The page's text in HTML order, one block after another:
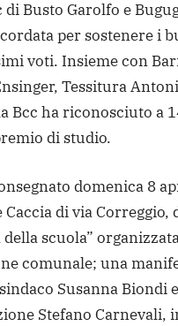
Busto Garolfo e
per sostenere i
voti. Insieme con
Tessitura
Bcc ha riconosciuto a
di studio.
domenica 8
Caccia di via Correggio,
scuola”
comunale; una
Susanna Biondi e
Stefano Carnevali,